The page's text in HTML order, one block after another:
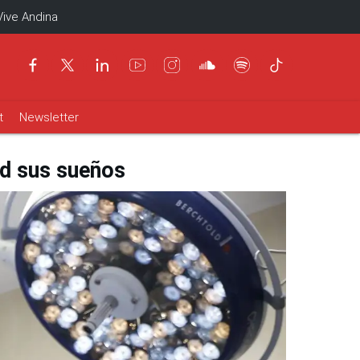
Andina
Newsletter
sus sueños